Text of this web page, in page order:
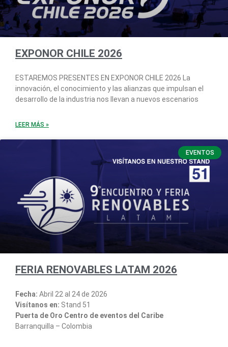
EXPONOR CHILE 2026
ESTAREMOS PRESENTES EN EXPONOR CHILE 2026 La
innovación, el conocimiento y las alianzas que impulsan el
desarrollo de la industria nos llevan a nuevos escenarios
LEER MÁS »
EVENTOS
FERIA RENOVABLES LATAM 2026
Fecha: Abril 22 al 24 de 2026
Visítanos en: Stand 51
Puerta de Oro Centro de eventos del Caribe
Barranquilla – Colombia